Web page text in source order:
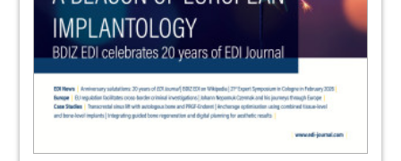
62Single-tooth replacement with ceramic
implants
Editors
Editors